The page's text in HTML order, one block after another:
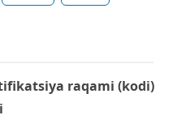
raqami (kodi)